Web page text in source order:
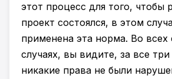
этот процесс для того, чтобы
проект состоялся, в этом
применена эта норма. Во всех
случаях, вы видите, за все
никакие права не были